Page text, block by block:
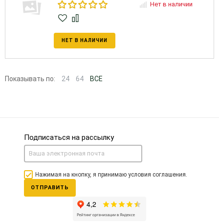
Нет в наличии
НЕТ В НАЛИЧИИ
Показывать по: 24 64 ВСЕ
Подписаться на рассылку
Нажимая на кнопку, я принимаю условия соглашения.
ОТПРАВИТЬ